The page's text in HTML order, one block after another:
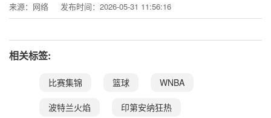
来源：网络 发布时间：2026-05-31 11:56:16
相关标签:
比赛集锦 篮球 WNBA
波特兰火焰 印第安纳狂热